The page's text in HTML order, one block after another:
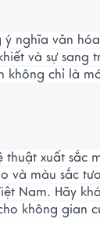
nghĩa văn
và sự sang
không chỉ là
xuất sắc
và màu sắc
Nam. Hãy
không gian